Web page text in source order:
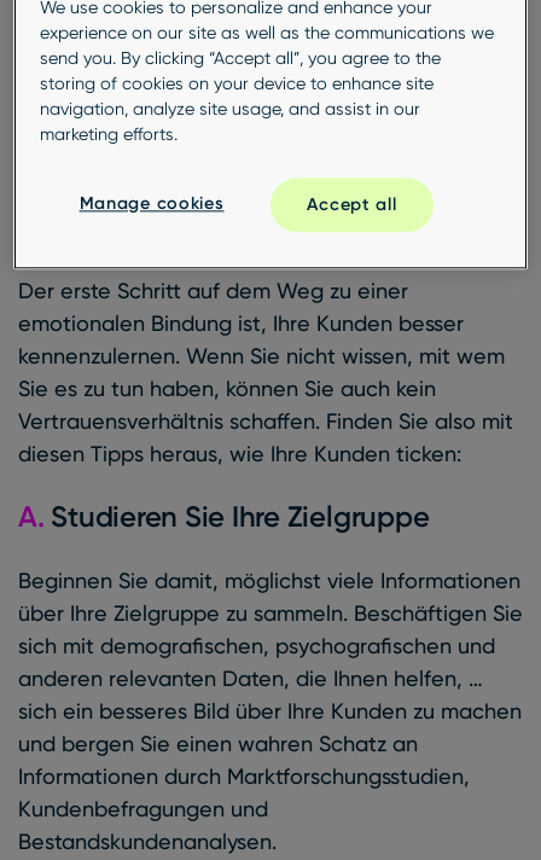
stärkere Kundenbeziehungen aufbauen können.
Bereit? Tauchen wir ein!
Strategie 1:Finden Sie
heraus, wie Ihre Kunden
ticken
Der erste Schritt auf dem Weg zu einer
emotionalen Bindung ist, Ihre Kunden besser
kennenzulernen. Wenn Sie nicht wissen, mit wem
Sie es zu tun haben, können Sie auch kein
Vertrauensverhältnis schaffen. Finden Sie also mit
diesen Tipps heraus, wie Ihre Kunden ticken:
A. Studieren Sie Ihre Zielgruppe
Beginnen Sie damit, möglichst viele Informationen
über Ihre Zielgruppe zu sammeln. Beschäftigen Sie
sich mit demografischen, psychografischen und
anderen relevanten Daten, die Ihnen helfen, …
sich ein besseres Bild über Ihre Kunden zu machen
und bergen Sie einen wahren Schatz an
Informationen durch Marktforschungsstudien,
Kundenbefragungen und
Bestandskundenanalysen.
We use cookies to personalize and enhance your
experience on our site as well as the communications we
send you. By clicking “Accept all”, you agree to the
storing of cookies on your device to enhance site
navigation, analyze site usage, and assist in our
marketing efforts.
Manage cookies Accept all